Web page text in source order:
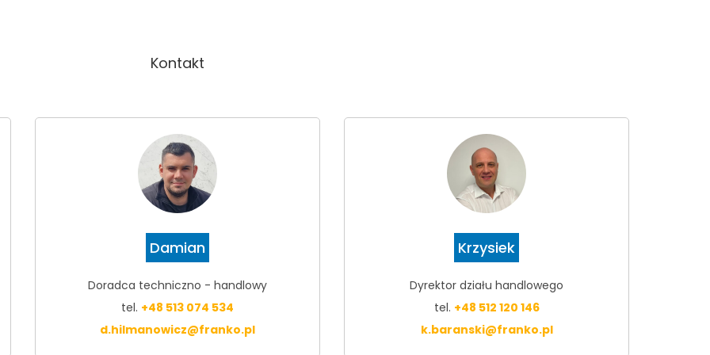
Kontakt
Damian
Doradca techniczno - handlowy
tel. +48 513 074 534
d.hilmanowicz@franko.pl
Krzysiek
Dyrektor działu handlowego
tel. +48 512 120 146
k.baranski@franko.pl